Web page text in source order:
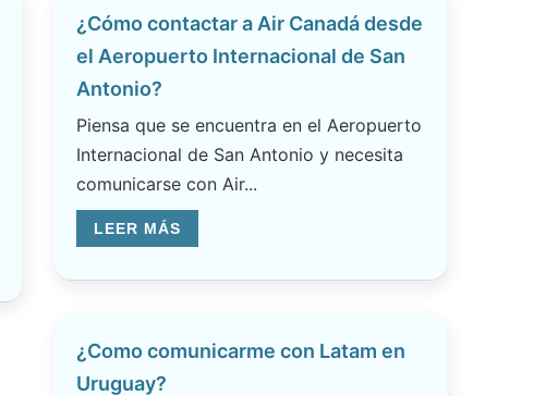
¿Cómo contactar a Air Canadá desde
el Aeropuerto Internacional de San
Antonio?
Piensa que se encuentra en el Aeropuerto
Internacional de San Antonio y necesita
comunicarse con Air...
LEER MÁS
¿Como comunicarme con Latam en
Uruguay?